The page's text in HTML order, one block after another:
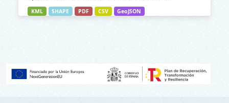
KML SHAPE PDF CSV GeoJSON